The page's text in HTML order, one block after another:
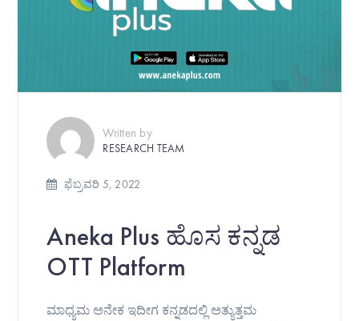
Written by
RESEARCH TEAM
ಫೆಬ್ರವರಿ 5, 2022
Aneka Plus ಹೊಸ ಕನ್ನಡ
OTT Platform
ಮಾಧ್ಯಮ ಅನೇಕ ಇದೀಗ ಕನ್ನಡದಲ್ಲಿ ಅತ್ಯುತ್ತಮ